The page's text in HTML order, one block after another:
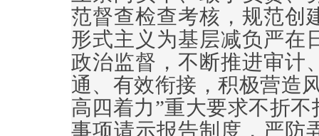
范督查检查考核，规范创
形式主义为基层减负严在
政治监督，不断推进审计
通、有效衔接，积极营造
高四着力”重大要求不折
事项请示报告制度，严防